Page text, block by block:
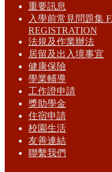
重要訊息
入學前常見問題集
REGISTRATION
法規及作業辦法
居留及出入境事宜
健康保險
學業輔導
工作證申請
獎助學金
住宿申請
校園生活
友善連結
聯繫我們